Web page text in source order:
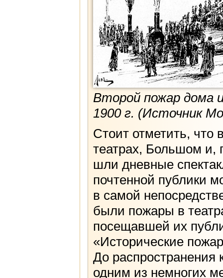
Второй пожар дома
1900 г. (Источник
Стоит отметить, что
театрах, Большом
шли дневные
почтенной публики
в самой
были пожары в
посещавшей их
«Исторические
До распространения
одним из немногих